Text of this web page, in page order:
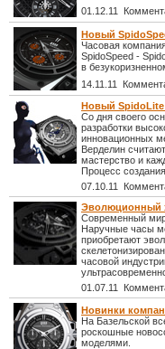
01.12.11
Новый
Часовая
SpidoSpeed -
в
14.11.11
Новый SpidoLite
Со дня своего
разработки
инновационных
Верделин
мастерство и
Процесс
07.10.11
Эволюционный
Современный мир
Наручные часы
приобретают
часовой
01.07.11
Новинки
На Базельской
роскошные
моделями.